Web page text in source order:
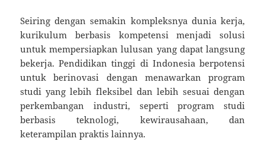
Seiring dengan semakin kompleksnya dunia kerja,
kurikulum berbasis kompetensi menjadi solusi
untuk mempersiapkan lulusan yang dapat langsung
bekerja. Pendidikan tinggi di Indonesia berpotensi
untuk berinovasi dengan menawarkan program
studi yang lebih fleksibel dan lebih sesuai dengan
perkembangan industri, seperti program studi
berbasis teknologi, kewirausahaan, dan
keterampilan praktis lainnya.